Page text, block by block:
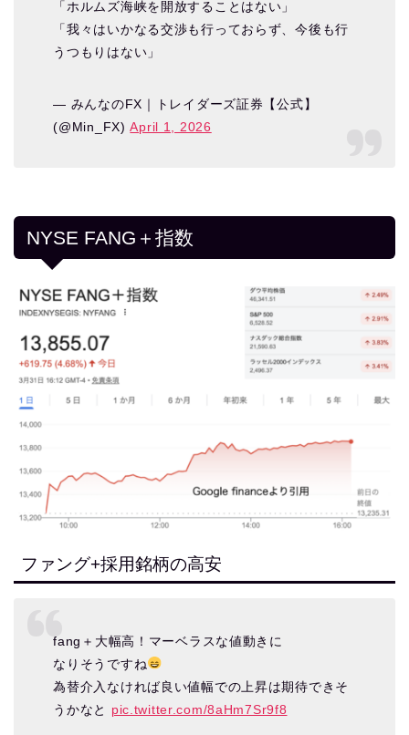
「ホルムズ海峡を開放することはない」
「我々はいかなる交渉も行っておらず、今後も行
うつもりはない」
— みんなのFX｜トレイダーズ証券【公式】
(@Min_FX)April 1, 2026
NYSE FANG＋指数
ファング+採用銘柄の高安
fang＋大幅高！マーベラスな値動きに
なりそうですね
為替介入なければ良い値幅での上昇は期待できそ
うかなと pic.twitter.com/8aHm7Sr9f8